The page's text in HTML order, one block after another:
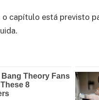
o capítulo está previsto